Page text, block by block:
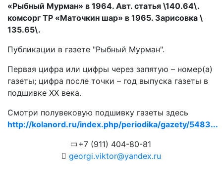
«Рыбный Мурман» в 1964. Авт. статья \140.64\.
комсорг ТР «Маточкин шар» в 1965. Зарисовка \
135.65\.
Публикации в газете "Рыбный Мурман".
Первая цифра или цифры через запятую – номер(а)
газеты; цифра после точки – год выпуска газеты в
подшивке ХХ века.
Смотри полувековую подшивку газеты здесь
http://kolanord.ru/index.php/periodika/gazety/5483...
+7 (911) 404-80-81
georgi.viktor@yandex.ru